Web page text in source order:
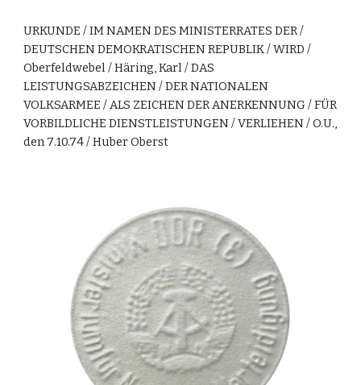
URKUNDE / IM NAMEN DES MINISTERRATES DER /
DEUTSCHEN DEMOKRATISCHEN REPUBLIK / WIRD /
Oberfeldwebel / Häring, Karl / DAS
LEISTUNGSABZEICHEN / DER NATIONALEN
VOLKSARMEE / ALS ZEICHEN DER ANERKENNUNG / FÜR
VORBILDLICHE DIENSTLEISTUNGEN / VERLIEHEN /O.U.
den 7.10.74/Huber Oberst